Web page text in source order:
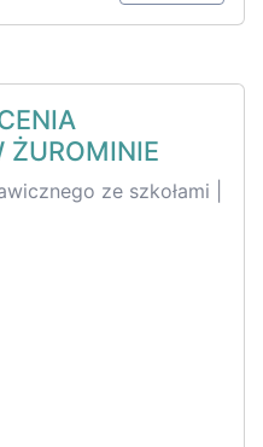
ŻUROMINIE
ze szkołami |